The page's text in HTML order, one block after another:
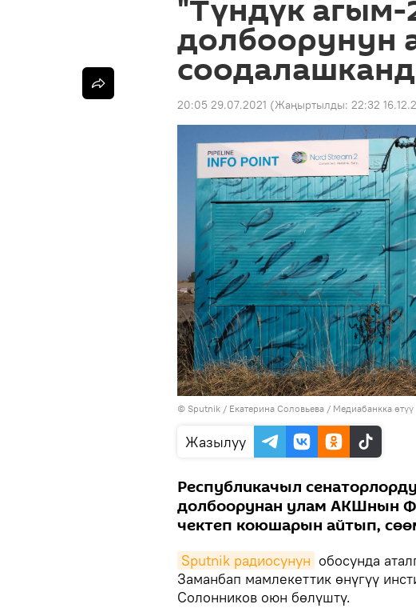
"Түндүк агым-
долбоорунун
20:05 29.07.2021 (Жаңыртылды: 22:32
© Sputnik / Екатерина Соловьева / Медиабанкка өтүү
Жазылуу
Республикачыл
долбоорунан улам АКШнын
чектеп коюшарын айтып,
Sputnik радиосунун обосунда
Заманбап мамлекеттик өнүгүү
Солонников оюн бөлүштү.